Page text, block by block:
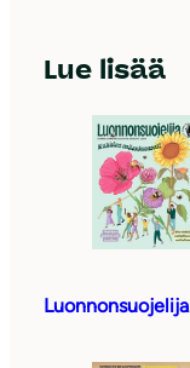
Lue lisää
Luonnonsuojelija